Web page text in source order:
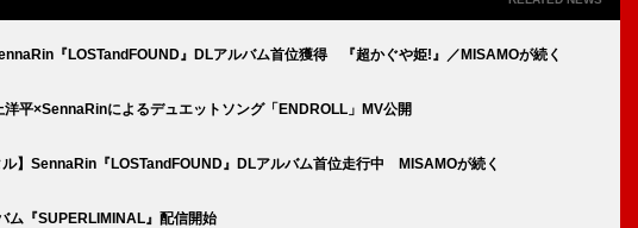
『LOSTandFOUND』DLアルバム首位獲得 『超かぐや姫!』／MISAMOが続く
平×SennaRinによるデュエットソング「ENDROLL」MV公開
ル】SennaRin『LOSTandFOUND』DLアルバム首位走行中 MISAMOが続く
ム『SUPERLIMINAL』配信開始